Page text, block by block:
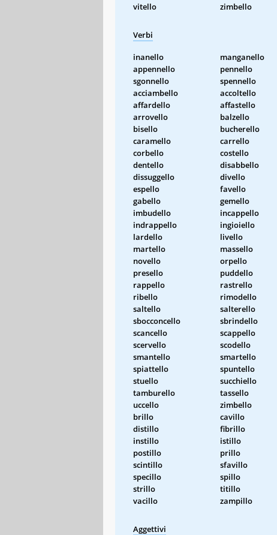
vitello
zimbello
Verbi
inanello manganello
appennello
pennello
sgonnello
spennello
acciambello
accoltello
affardello
affastello
arrovello
balzello
bisello
bucherello
caramello
carrello
corbello
costello
dentello
disabbello
dissuggello
divello
espello
favello
gabello
gemello
imbudello
incappello
indrappello
ingioiello
lardello
livello
martello
massello
novello
orpello
presello
puddello
rappello
rastrello
ribello
rimodello
saltello
salterello
sbocconcello
sbrindello
scancello
scappello
scervello
scodello
smantello
smartello
spiattello
spuntello
stuello
succhiello
tamburello
tassello
uccello
zimbello
brillo
cavillo
distillo
fibrillo
instillo
istillo
postillo
prillo
scintillo
sfavillo
specillo
spillo
strillo
titillo
vacillo
zampillo
Aggettivi